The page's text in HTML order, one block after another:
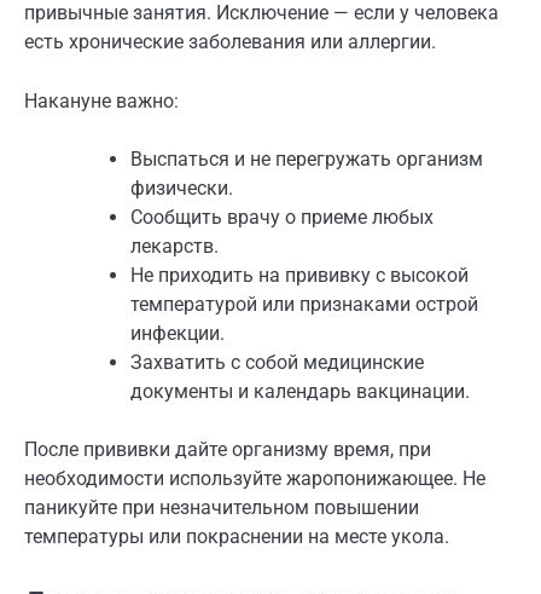
привычные занятия. Исключение — если у человека
есть хронические заболевания или аллергии.
Накануне важно:
Выспаться и не перегружать организм
физически.
Сообщить врачу о приеме любых
лекарств.
Не приходить на прививку с высокой
температурой или признаками острой
инфекции.
Захватить с собой медицинские
документы и календарь вакцинации.
После прививки дайте организму время, при
необходимости используйте жаропонижающее. Не
паникуйте при незначительном повышении
температуры или покраснении на месте укола.